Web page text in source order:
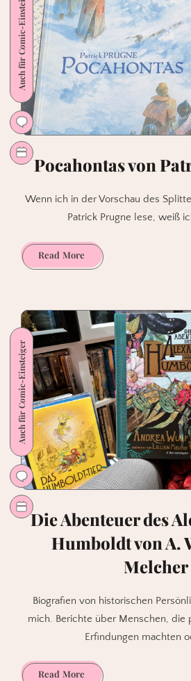
Auch für Comic-Einsteiger
Pocahontas von
Wenn ich in der Vorschau des
Patrick Prugne lese, weiß
Read MorePocahontas
von
Auch für Comic-Einsteiger
Die Abenteuer des
Humboldt von A.
Melcher
Biografien von historischen
mich. Berichte über Menschen, die
Erfindungen machten
Read MoreDie